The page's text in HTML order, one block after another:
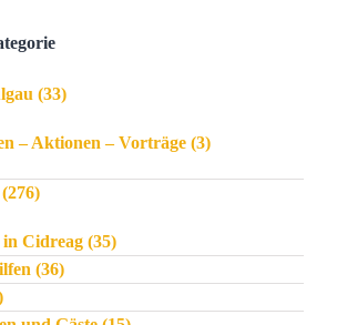
(33)
– Aktionen – Vorträge (3)
Cidreag (35)
(36)